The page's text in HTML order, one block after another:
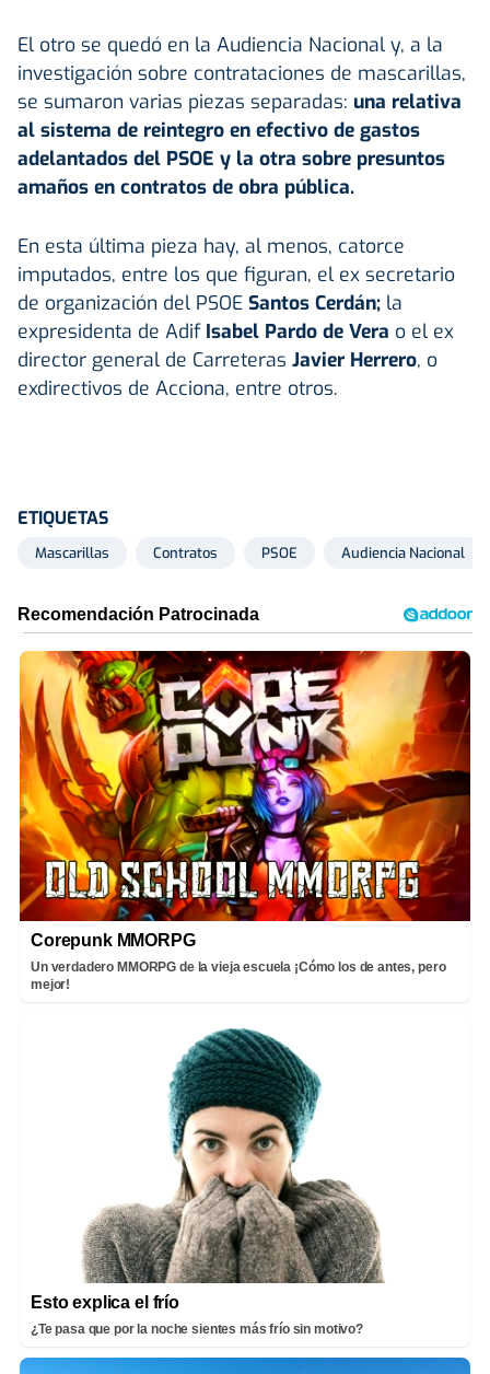
El otro se quedó en la Audiencia Nacional y, a la
investigación sobre contrataciones de mascarillas,
se sumaron varias piezas separadas: una relativa
al sistema de reintegro en efectivo de gastos
adelantados del PSOE y la otra sobre presuntos
amaños en contratos de obra pública.
En esta última pieza hay, al menos, catorce
imputados, entre los que figuran, el ex secretario
de organización del PSOE Santos Cerdán; la
expresidenta de AdifIsabel Pardo de Vera o el ex
director general de Carreteras Javier Herrero, o
exdirectivos de Acciona, entre otros.
ETIQUETAS
Mascarillas Contratos PSOE Audiencia Nacional
Corepunk MMORPG
Un verdadero MMORPG de la vieja escuela ¡Cómo los de antes, pero
mejor!
Esto explica el frío
¿Te pasa que por la noche sientes más frío sin motivo?